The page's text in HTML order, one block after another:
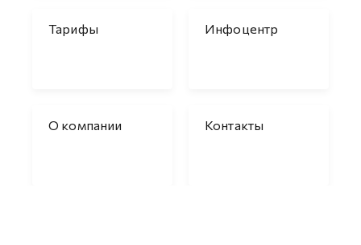
Тарифы Инфоцентр
О компании Контакты